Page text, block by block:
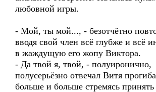
любовной игры.
- Мой, ты мой..., - безотчётно
вводя свой член всё глубже и всё
в жаждущую его жопу Виктора.
- Да твой я, твой, - полуиронично,
полусерьёзно отвечал Витя
больше и больше стремясь принять